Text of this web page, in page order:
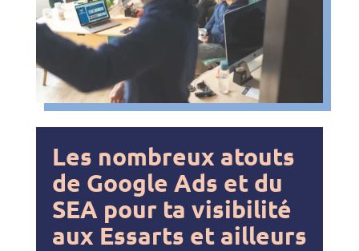
Les nombreux atouts
de Google Ads et du
SEA pour ta visibilité
aux Essarts et ailleurs